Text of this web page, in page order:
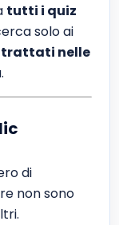
tutti i quiz
solo ai
nelle
di
non sono